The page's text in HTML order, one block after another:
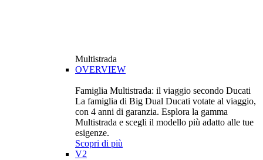
Multistrada
OVERVIEW
Famiglia Multistrada: il viaggio secondo Ducati
La famiglia di Big Dual Ducati votate al viaggio,
con 4 anni di garanzia. Esplora la gamma
Multistrada e scegli il modello più adatto alle tue
esigenze.
Scopri di più
V2